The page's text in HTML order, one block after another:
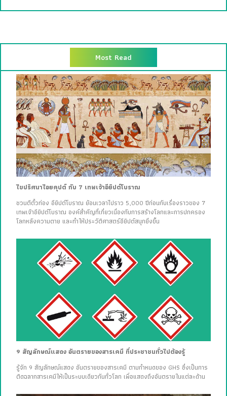
Most Read
ไขปริศนาไอยคุปต์ กับ 7 เทพเจ้าอียิปต์โบราณ
ชวนตีตั๋วท่อง อียิปต์โบราณ ย้อนเวลาไปราว 5,000 ปีก่อนกับเรื่องราวของ 7
เทพเจ้าอียิปต์โบราณ องค์สำคัญที่เกี่ยวเนื่องกับการสร้างโลกและการปกครอง
โลกหลังความตาย และทำให้ประวัติศาสตร์อียิปต์สนุกยิ่งขึ้น
9 สัญลักษณ์แสดง อันตรายของสารเคมี ที่ประชาชนทั่วไปต้องรู้
รู้จัก 9 สัญลักษณ์แสดง อันตรายของสารเคมี ตามกำหนดของ GHS ซึ่งเป็นการ
ติดฉลากสารเคมีให้เป็นระบบเดียวกันทั่วโลก เพื่อแสดงถึงอันตรายในแต่ละด้าน